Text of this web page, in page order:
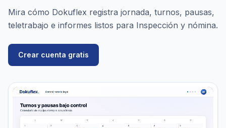
Mira cómo Dokuflex registra jornada, turnos, pausas,
teletrabajo e informes listos para Inspección y nómina.
Crear cuenta gratis